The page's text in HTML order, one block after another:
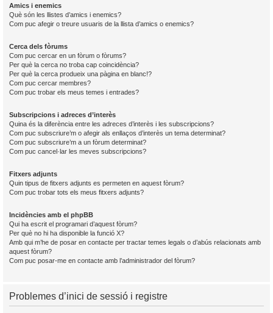
Amics i enemics
Què són les llistes d’amics i enemics?
Com puc afegir o treure usuaris de la llista d’amics o enemics?
Cerca dels fòrums
Com puc cercar en un fòrum o fòrums?
Per què la cerca no troba cap coincidència?
Per què la cerca produeix una pàgina en blanc!?
Com puc cercar membres?
Com puc trobar els meus temes i entrades?
Subscripcions i adreces d’interès
Quina és la diferència entre les adreces d’interès i les subscripcions?
Com puc subscriure’m o afegir als enllaços d’interès un tema determinat?
Com puc subscriure’m a un fòrum determinat?
Com puc cancel·lar les meves subscripcions?
Fitxers adjunts
Quin tipus de fitxers adjunts es permeten en aquest fòrum?
Com puc trobar tots els meus fitxers adjunts?
Incidències amb el phpBB
Qui ha escrit el programari d’aquest fòrum?
Per què no hi ha disponible la funció X?
Amb qui m’he de posar en contacte per tractar temes legals o d’abús relacionats amb
aquest fòrum?
Com puc posar-me en contacte amb l’administrador del fòrum?
Problemes d’inici de sessió i registre